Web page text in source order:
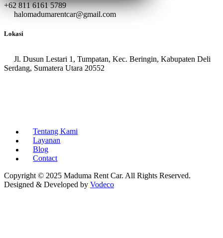
+62 811 6161 5789
halomadumarentcar@gmail.com
Lokasi
Jl. Dusun Lestari 1, Tumpatan, Kec. Beringin, Kabupaten Deli
Serdang, Sumatera Utara 20552
Tentang Kami
Layanan
Blog
Contact
Copyright © 2025 Maduma Rent Car. All Rights Reserved.
Designed & Developed by Vodeco